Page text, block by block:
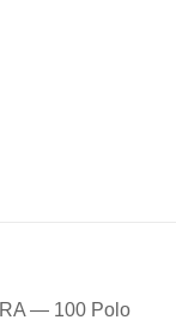
— 100 Polo